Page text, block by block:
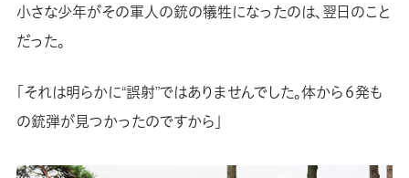
小さな少年がその軍人の銃の犠牲になったのは、翌日のこと
だった。
「それは明らかに“誤射”ではありませんでした。体から６発も
の銃弾が見つかったのですから」